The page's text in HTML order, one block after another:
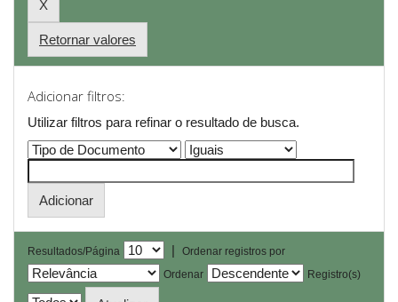
Retornar valores
Adicionar filtros:
Utilizar filtros para refinar o resultado de busca.
Resultados/Página |
Ordenar registros por
Ordenar
Registro(s)